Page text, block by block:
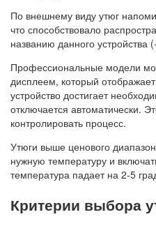
По внешнему виду утюг
что способствовало
названию данного устройства
Профессиональные модели
дисплеем, который
устройство достигает
отключается автоматически.
контролировать процесс.
Утюги выше ценового
нужную температуру и
температура падает на 2-5
Критерии выбора